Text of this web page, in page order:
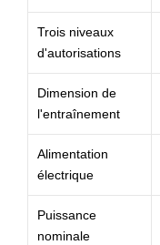
Trois niveaux
d'autorisations
Dimension de
l'entraînement
Alimentation
électrique
Puissance
nominale